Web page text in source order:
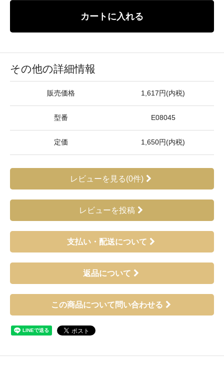
カートに入れる
その他の詳細情報
販売価格 1,617円(内税)
型番 E08045
定価 1,650円(内税)
レビューを見る(0件)
レビューを投稿
支払い・配送について
返品について
この商品について問い合わせる